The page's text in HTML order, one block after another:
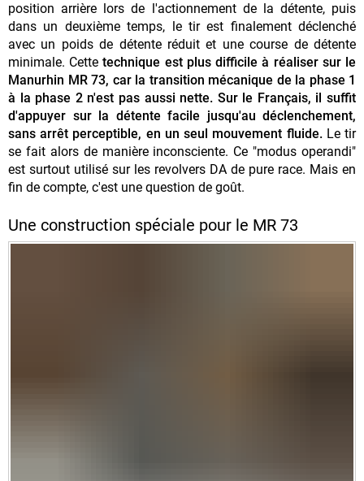
position arrière lors de l'actionnement de la détente, puis
dans un deuxième temps, le tir est finalement déclenché
avec un poids de détente réduit et une course de détente
minimale. Cettetechnique est plus difficile à réaliser sur le
Manurhin MR 73, car la transition mécanique de la phase 1
à la phase 2 n'est pas aussi nette. Sur le Français, il suffit
d'appuyer sur la détente facile jusqu'au déclenchement,
sans arrêt perceptible, en un seul mouvement fluide.Le tir
se fait alors de manière inconsciente. Ce "modus operandi"
est surtout utilisé sur les revolvers DA de pure race. Mais en
fin de compte, c'est une question de goût.
Une construction spéciale pour le MR 73